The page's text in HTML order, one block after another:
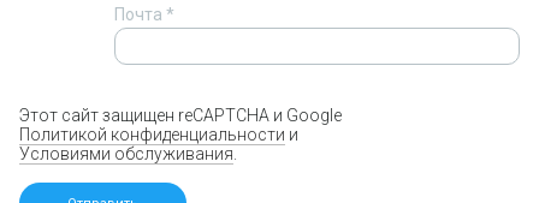
Почта *
Этот сайт защищен reCAPTCHA и Google
Политикой конфиденциальности и
Условиями обслуживания.